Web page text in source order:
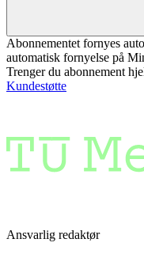
Abonnementet fornyes
automatisk fornyelse på
Trenger du abonnement
Kundestøtte
Ansvarlig redaktør